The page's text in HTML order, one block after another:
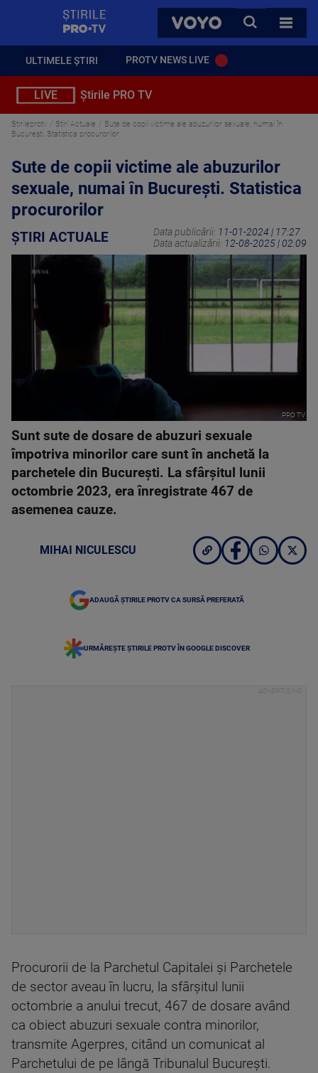
VOYO
CAUTA
TOATE
ULTIMELE ȘTIRI PROTV NEWS LIVE
LIVE Știrile PRO TV
Stirileprotv Știri Actuale
Sute de copii victime ale abuzurilor sexuale, numai în
București. Statistica procurorilor
Sute de copii victime ale abuzurilor
sexuale, numai în București. Statistica
procurorilor
ȘTIRI ACTUALE Data publicării: 11-01-2024 | 17:27
Data actualizării: 12-08-2025 | 02:09
PRO TV
Sunt sute de dosare de abuzuri sexuale
împotriva minorilor care sunt în anchetă la
parchetele din București. La sfârșitul lunii
octombrie 2023, era înregistrate 467 de
asemenea cauze.
MIHAI NICULESCU
ADAUGĂ ȘTIRILE PROTV CA SURSĂ PREFERATĂ
URMĂREȘTE ȘTIRILE PROTV ÎN GOOGLE DISCOVER
Procurorii de la Parchetul Capitalei şi Parchetele
de sector aveau în lucru, la sfârşitul lunii
octombrie a anului trecut, 467 de dosare având
ca obiect abuzuri sexuale contra minorilor,
transmite Agerpres, citând un comunicat al
Parchetului de pe lângă Tribunalul Bucureşti.